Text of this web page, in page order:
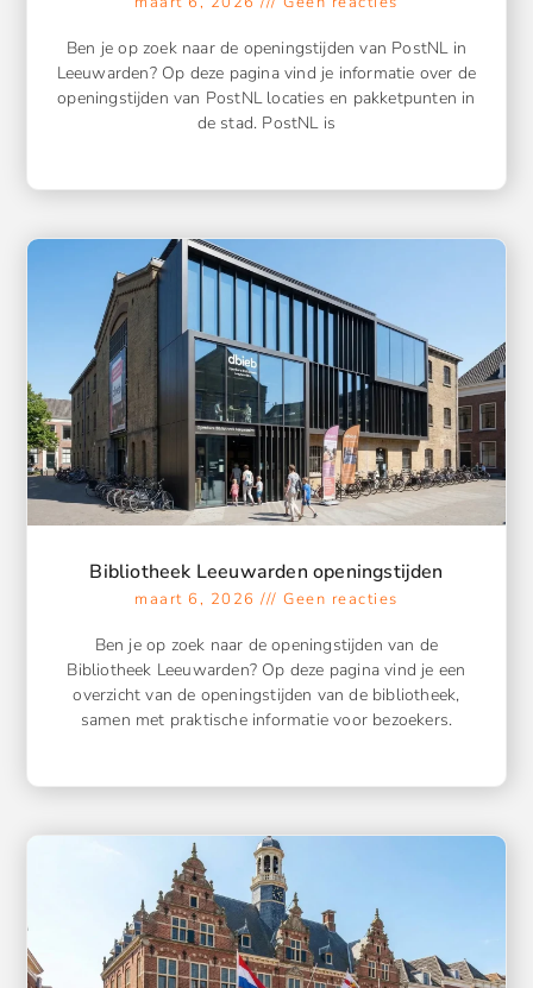
Ben je op zoek naar de openingstijden van PostNL in
Leeuwarden? Op deze pagina vind je informatie over de
openingstijden van PostNL locaties en pakketpunten in
de stad. PostNL is
Bibliotheek Leeuwarden openingstijden
maart 6, 2026 Geen reacties
Ben je op zoek naar de openingstijden van de
Bibliotheek Leeuwarden? Op deze pagina vind je een
overzicht van de openingstijden van de bibliotheek,
samen met praktische informatie voor bezoekers.